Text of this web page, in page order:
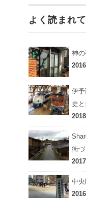
よく読まれ
神
伊
史
街
中